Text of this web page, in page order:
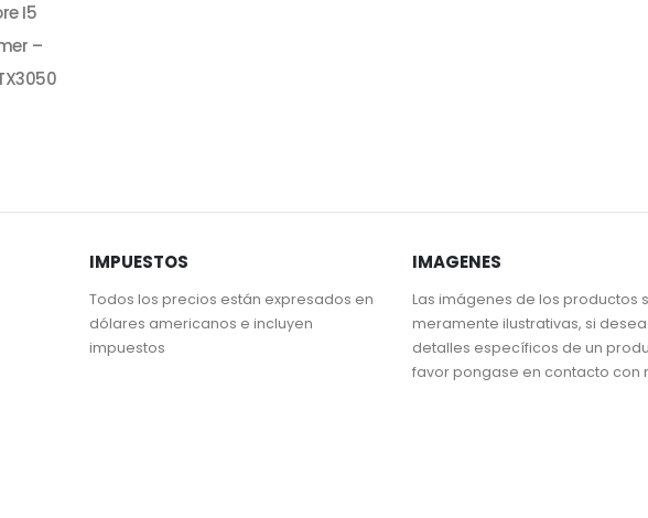
I5
–
IMPUESTOS
Todos los precios están expresados en
dólares americanos e incluyen
impuestos
IMAGENES
Las imágenes de los productos
meramente ilustrativas, si
detalles específicos de un
favor pongase en contacto con